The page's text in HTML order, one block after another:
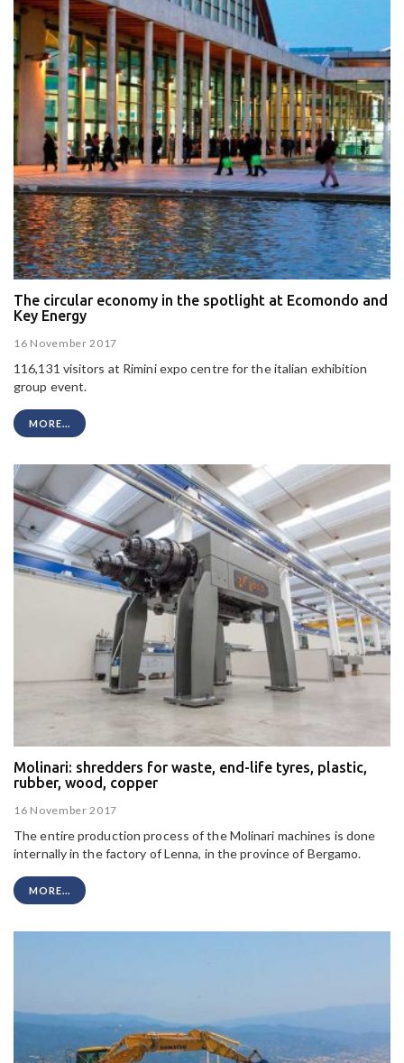
The circular economy in the spotlight at Ecomondo and
Key Energy
16 November 2017
116,131 visitors at Rimini expo centre for the italian exhibition
group event.
MORE...
Molinari: shredders for waste, end-life tyres, plastic,
rubber, wood, copper
16 November 2017
The entire production process of the Molinari machines is done
internally in the factory of Lenna, in the province of Bergamo.
MORE...